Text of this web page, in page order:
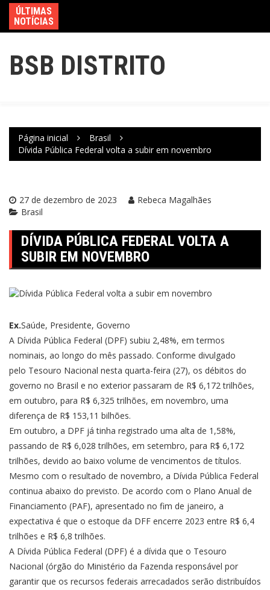
ÚLTIMAS
NOTÍCIAS
BSB DISTRITO
Página inicial
Brasil
Dívida Pública Federal volta a subir em novembro
27 de dezembro de 2023
Rebeca Magalhães
Brasil
DÍVIDA PÚBLICA FEDERAL VOLTA A
SUBIR EM NOVEMBRO
Ex.Saúde, Presidente, Governo
A Dívida Pública Federal (DPF) subiu 2,48%, em termos
nominais, ao longo do mês passado. Conforme divulgado
pelo Tesouro Nacional nesta quarta-feira (27), os débitos do
governo no Brasil e no exterior passaram de R$ 6,172 trilhões,
em outubro, para R$ 6,325 trilhões, em novembro, uma
diferença de R$ 153,11 bilhões.
Em outubro, a DPF já tinha registrado uma alta de 1,58%,
passando de R$ 6,028 trilhões, em setembro, para R$ 6,172
trilhões, devido ao baixo volume de vencimentos de títulos.
Mesmo com o resultado de novembro, a Dívida Pública Federal
continua abaixo do previsto. De acordo com o Plano Anual de
Financiamento (PAF), apresentado no fim de janeiro, a
expectativa é que o estoque da DFF encerre 2023 entre R$ 6,4
trilhões e R$ 6,8 trilhões.
A Dívida Pública Federal (DPF) é a dívida que o Tesouro
Nacional (órgão do Ministério da Fazenda responsável por
garantir que os recursos federais arrecadados serão distribuídos